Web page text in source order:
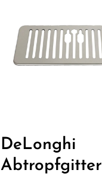
DeLonghi
Abtropfgitter